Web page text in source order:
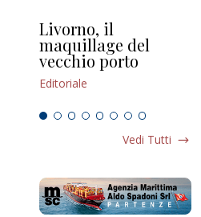
Livorno, il
maquillage del
vecchio porto
Editoriale
Vedi Tutti